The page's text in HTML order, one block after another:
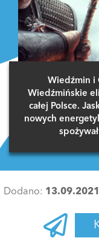
Wiedźmin i
Wiedźmińskie
całej Polsce.
nowych
Dodano: 13.09.2021